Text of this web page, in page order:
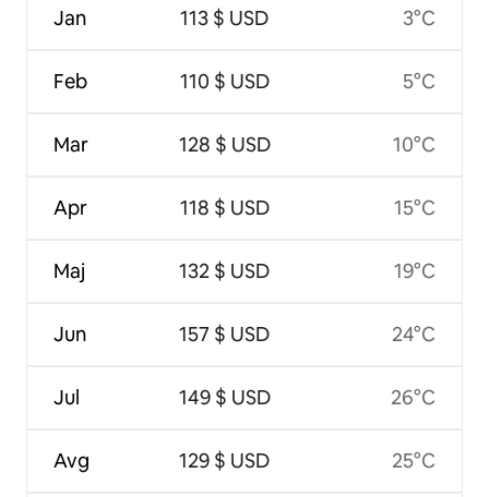
Jan
Feb
Mar
Apr
Maj
Jun
Jul
Avg
113 $ USD
110 $ USD
128 $ USD
118 $ USD
132 $ USD
157 $ USD
149 $ USD
129 $ USD
3°C
5°C
10°C
15°C
19°C
24°C
26°C
25°C